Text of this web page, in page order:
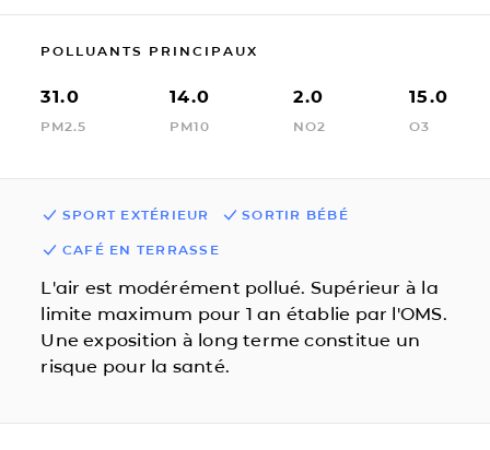
POLLUANTS PRINCIPAUX
31.0
PM2.5
14.0
PM10
2.0
NO2
15.0
O3
SPORT EXTÉRIEUR SORTIR BÉBÉ
CAFÉ EN TERRASSE
L'air est modérément pollué. Supérieur à la
limite maximum pour 1 an établie par l'OMS.
Une exposition à long terme constitue un
risque pour la santé.